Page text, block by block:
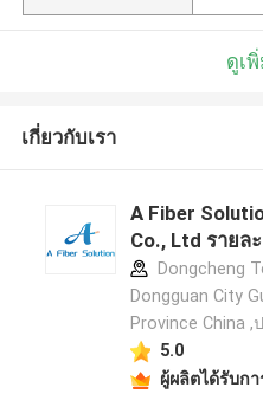
ดูเ
เกี่ยวกับเรา
A Fiber
Co., Ltd รายล
Dongcheng
Dongguan City
Province China ,
5.0
ผู้ผลิตได้รับก